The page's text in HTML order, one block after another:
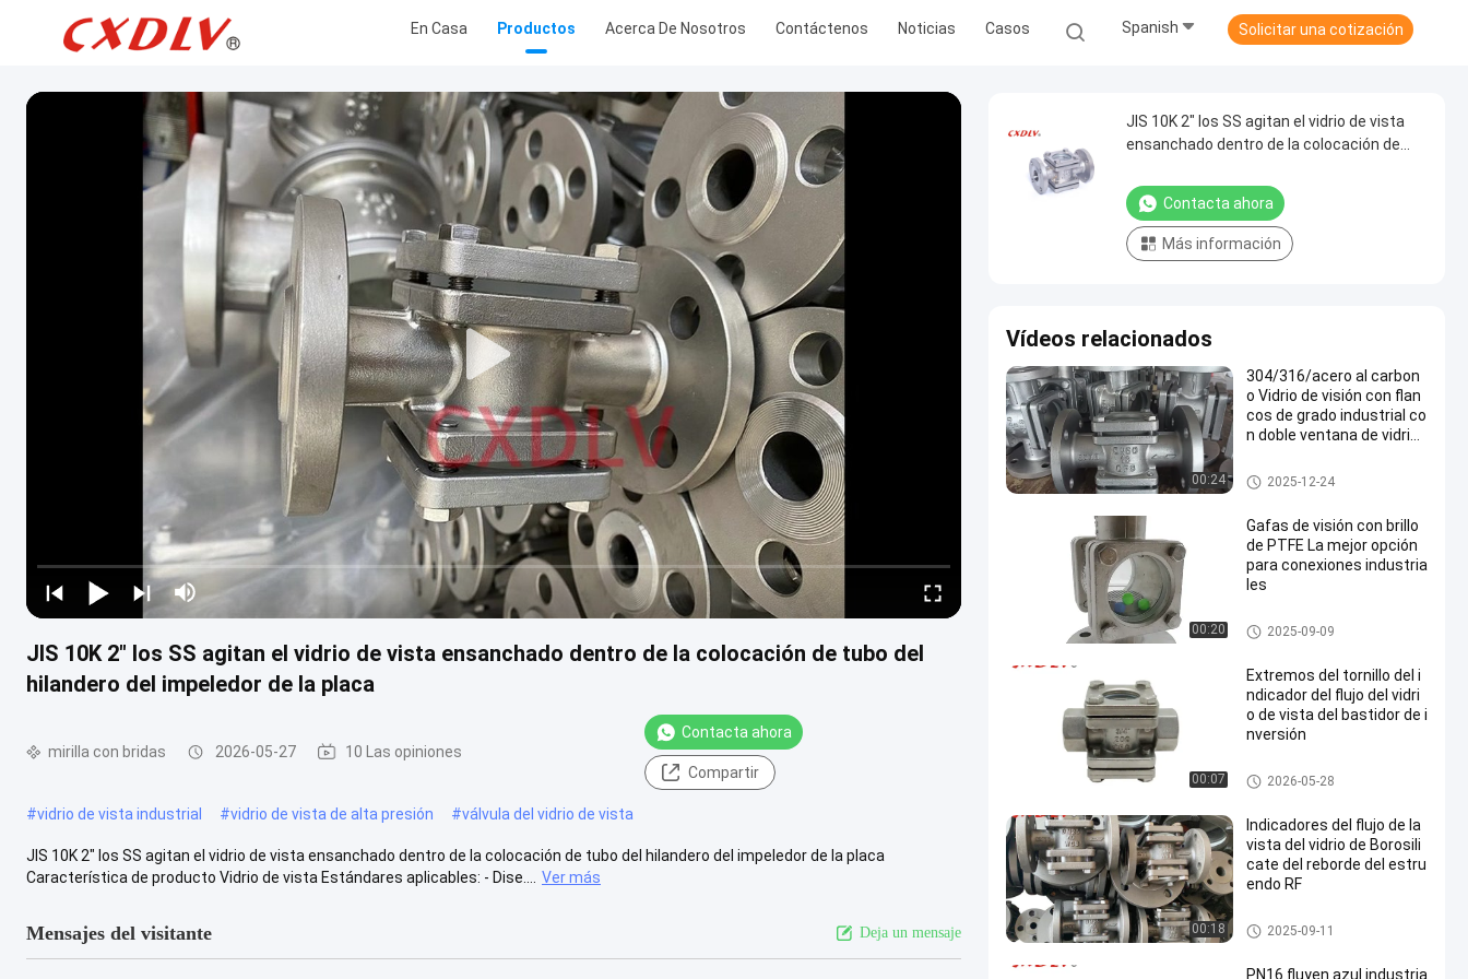
En Casa Productos Acerca De Nosotros Contáctenos Noticias Casos Spanish Solicitar una cotización
JIS 10K 2" los SS agitan el vidrio de vista ensanchado dentro de la colocación de tubo del
hilandero del impeledor de la placa
mirilla con bridas 2026-05-27 10 Las opiniones
Contacta ahora
Compartir
#vidrio de vista industrial #vidrio de vista de alta presión #válvula del vidrio de vista
JIS 10K 2" los SS agitan el vidrio de vista ensanchado dentro de la colocación de tubo del hilandero del impeledor de la placa
Característica de producto Vidrio de vista Estándares aplicables: - Dise....
Ver más
Mensajes del visitante Deja un mensaje
JIS 10K 2" los SS agitan el vidrio de vista
ensanchado dentro de la colocación de
Contacta ahora
Más información
Vídeos relacionados
00:24
304/316/acero al carbon
o Vidrio de visión con flan
cos de grado industrial co
n doble ventana de vidrio
l clara y una verificación p
recisa del flujo de líquido
mirilla con bridas
2025-12-24
00:20
Gafas de visión con brillo
de PTFE La mejor opción
para conexiones industria
les
mirilla con bridas
2025-09-09
00:07
Extremos del tornillo del i
ndicador del flujo del vidri
o de vista del bastidor de i
nversión
mirilla con bridas
2026-05-28
00:18
Indicadores del flujo de la
vista del vidrio de Borosili
cate del reborde del estru
endo RF
mirilla con bridas
2025-09-11
PN16 fluyen azul industria